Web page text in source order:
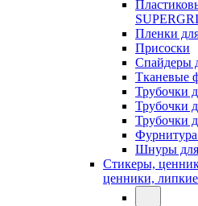
Пленки
Присоски
Спайдеры
Тканевые
Трубочки
Трубочки
Трубочки
Фурнитура
Шнуры для
Стикеры,
ценники,